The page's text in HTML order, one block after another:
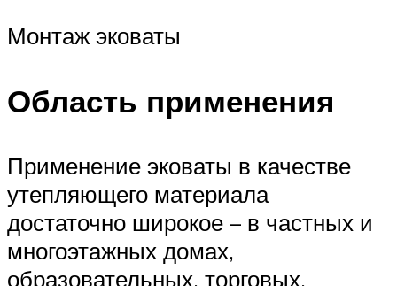
Монтаж эковаты
Область применения
Применение эковаты в качестве
утепляющего материала
достаточно широкое – в частных и
многоэтажных домах,
образовательных, торговых,